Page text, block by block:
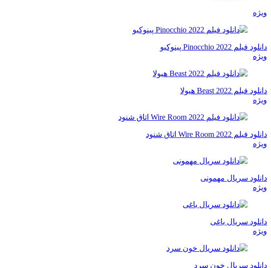
ویژه
دانلود فیلم Pinocchio 2022 پینوکیو
ویژه
دانلود فیلم Beast 2022 هیولا
ویژه
دانلود فیلم Wire Room 2022 اتاق شنود
ویژه
دانلود سریال مهمونی
ویژه
دانلود سریال یاغی
ویژه
دانلود سریال خون سرد